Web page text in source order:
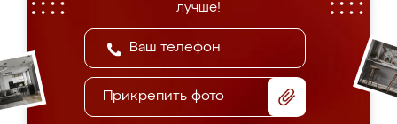
лучше!
Прикрепить фото